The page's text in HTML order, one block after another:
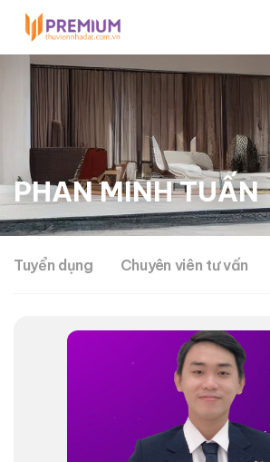
PHAN MINH TUẤN
Tuyển dụng Chuyên viên tư vấn